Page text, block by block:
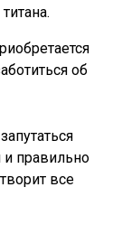
об
правильно
все